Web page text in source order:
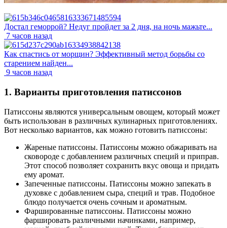
Достал геморрой? Недуг пройдет за 2 дня, на ночь мажьте...
7 часов назад
Как спастись от морщин? Эффективный метод борьбы со
старением найден...
9 часов назад
1. Варианты приготовления патиссонов
Патиссоны являются универсальным овощем, который может
быть использован в различных кулинарных приготовлениях.
Вот несколько вариантов, как можно готовить патиссоны:
Жареные патиссоны. Патиссоны можно обжаривать на
сковороде с добавлением различных специй и приправ.
Этот способ позволяет сохранить вкус овоща и придать
ему аромат.
Запеченные патиссоны. Патиссоны можно запекать в
духовке с добавлением сыра, специй и трав. Подобное
блюдо получается очень сочным и ароматным.
Фаршированные патиссоны. Патиссоны можно
фаршировать различными начинками, например,